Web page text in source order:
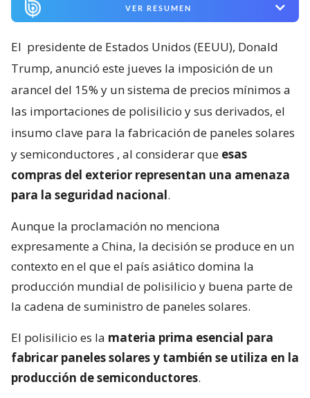
VER RESUMEN
El presidente de Estados Unidos (EEUU), Donald
Trump, anunció este jueves la imposición de un
arancel del 15% y un sistema de precios mínimos a
las importaciones de polisilicio y sus derivados, el
insumo clave para la fabricación de paneles solares
y semiconductores , al considerar que esas
compras del exterior representan una amenaza
para la seguridad nacional.
Aunque la proclamación no menciona
expresamente a China, la decisión se produce en un
contexto en el que el país asiático domina la
producción mundial de polisilicio y buena parte de
la cadena de suministro de paneles solares.
El polisilicio es la materia prima esencial para
fabricar paneles solares y también se utiliza en la
producción de semiconductores.